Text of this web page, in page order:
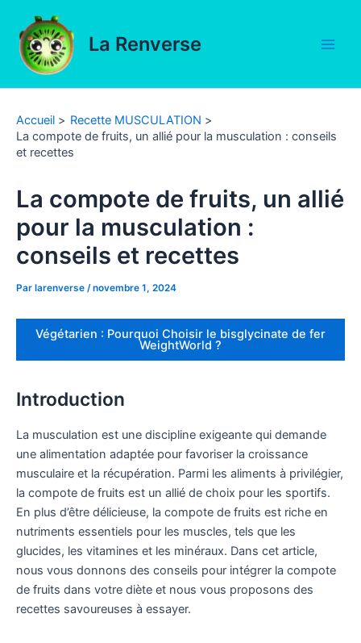
contenu
La Renverse
Accueil
Recette MUSCULATION
La compote de fruits, un allié pour la musculation : conseils
et recettes
La compote de fruits, un allié
pour la musculation :
conseils et recettes
Par larenverse /novembre 1, 2024
Végétarien : Pourquoi Choisir le bisglycinate de fer
WeightWorld ?
Introduction
La musculation est une discipline exigeante qui demande
une alimentation adaptée pour favoriser la croissance
musculaire et la récupération. Parmi les aliments à privilégier,
la compote de fruits est un allié de choix pour les sportifs.
En plus d’être délicieuse, la compote de fruits est riche en
nutriments essentiels pour les muscles, tels que les
glucides, les vitamines et les minéraux. Dans cet article,
nous vous donnons des conseils pour intégrer la compote
de fruits dans votre diète et nous vous proposons des
recettes savoureuses à essayer.